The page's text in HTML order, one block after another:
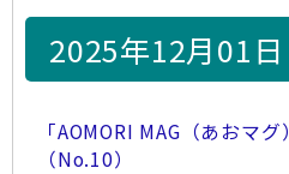
2025年12月01日
「AOMORI MAG（あおマ
（No.10）